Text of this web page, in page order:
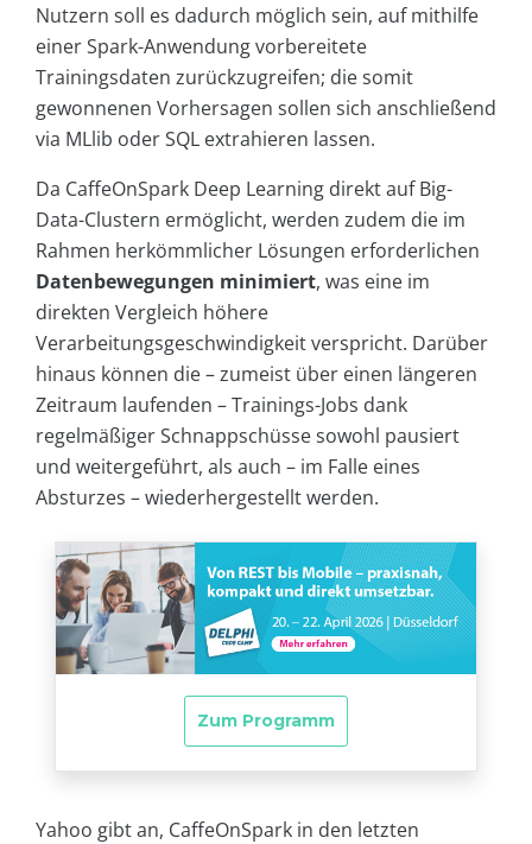
Nutzern soll es dadurch möglich sein, auf mithilfe
einer Spark-Anwendung vorbereitete
Trainingsdaten zurückzugreifen; die somit
gewonnenen Vorhersagen sollen sich anschließend
via MLlib oder SQL extrahieren lassen.
Da CaffeOnSpark Deep Learning direkt auf Big-
Data-Clustern ermöglicht, werden zudem die im
Rahmen herkömmlicher Lösungen erforderlichen
Datenbewegungen minimiert, was eine im
direkten Vergleich höhere
Verarbeitungsgeschwindigkeit verspricht. Darüber
hinaus können die – zumeist über einen längeren
Zeitraum laufenden – Trainings-Jobs dank
regelmäßiger Schnappschüsse sowohl pausiert
und weitergeführt, als auch – im Falle eines
Absturzes – wiederhergestellt werden.
Yahoo gibt an, CaffeOnSpark in den letzten